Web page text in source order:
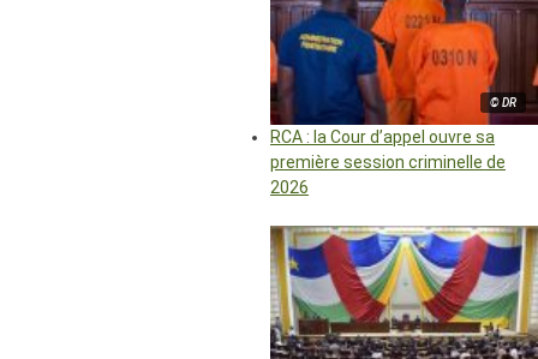
© DR
RCA : la Cour d’appel ouvre sa
première session criminelle de
2026